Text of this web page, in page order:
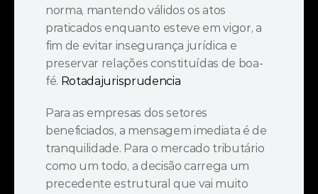
norma, mantendo válidos os atos
praticados enquanto esteve em vigor, a
fim de evitar insegurança jurídica e
preservar relações constituídas de boa-
fé. Rotadajurisprudencia
Para as empresas dos setores
beneficiados, a mensagem imediata é de
tranquilidade. Para o mercado tributário
como um todo, a decisão carrega um
precedente estrutural que vai muito